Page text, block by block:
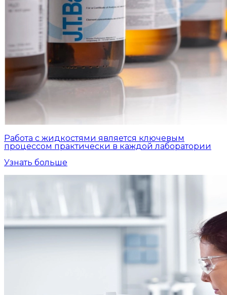
Работа с жидкостями является ключевым
процессом практически в каждой лаборатории
Узнать больше